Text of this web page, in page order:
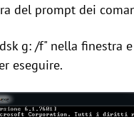
del prompt dei
g: /f" nella finestra
eseguire.